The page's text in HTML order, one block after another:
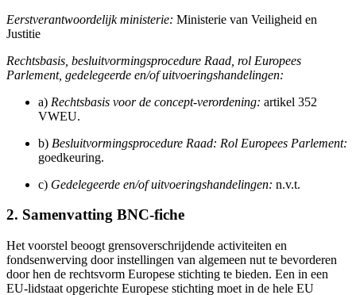
Eerstverantwoordelijk ministerie: Ministerie van Veiligheid en
Justitie
Rechtsbasis, besluitvormingsprocedure Raad, rol Europees
Parlement, gedelegeerde en/of uitvoeringshandelingen:
a) Rechtsbasis voor de concept-verordening: artikel 352
VWEU.
b) Besluitvormingsprocedure Raad: Rol Europees Parlement:
goedkeuring.
c) Gedelegeerde en/of uitvoeringshandelingen: n.v.t.
2. Samenvatting BNC-fiche
Het voorstel beoogt grensoverschrijdende activiteiten en
fondsenwerving door instellingen van algemeen nut te bevorderen
door hen de rechtsvorm Europese stichting te bieden. Een in een
EU-lidstaat opgerichte Europese stichting moet in de hele EU